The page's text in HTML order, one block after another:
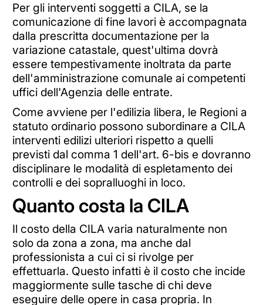
Per gli interventi soggetti a CILA, se la
comunicazione di fine lavori è accompagnata
dalla prescritta documentazione per la
variazione catastale, quest'ultima dovrà
essere tempestivamente inoltrata da parte
dell'amministrazione comunale ai competenti
uffici dell'Agenzia delle entrate.
Come avviene per l'edilizia libera, le Regioni a
statuto ordinario possono subordinare a CILA
interventi edilizi ulteriori rispetto a quelli
previsti dal comma 1 dell'art. 6-bis e dovranno
disciplinare le modalità di espletamento dei
controlli e dei sopralluoghi in loco.
Quanto costa la CILA
Il costo della CILA varia naturalmente non
solo da zona a zona, ma anche dal
professionista a cui ci si rivolge per
effettuarla. Questo infatti è il costo che incide
maggiormente sulle tasche di chi deve
eseguire delle opere in casa propria. In